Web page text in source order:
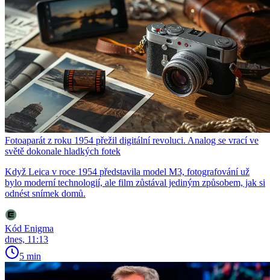
Fotoaparát z roku 1954 přežil digitální revoluci. Analog se vrací ve
světě dokonale hladkých fotek
Když Leica v roce 1954 představila model M3, fotografování už
bylo moderní technologií, ale film zůstával jediným způsobem, jak si
odnést snímek domů.
Kód Enigma
dnes, 11:13
5 min